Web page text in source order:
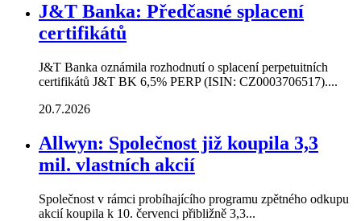
J&T Banka: Předčasné splacení
certifikátů
J&T Banka oznámila rozhodnutí o splacení perpetuitních
certifikátů J&T BK 6,5% PERP (ISIN: CZ0003706517)....
20.7.2026
Allwyn: Společnost již koupila 3,3
mil. vlastních akcií
Společnost v rámci probíhajícího programu zpětného odkupu
akcií koupila k 10. červenci přibližně 3,3...